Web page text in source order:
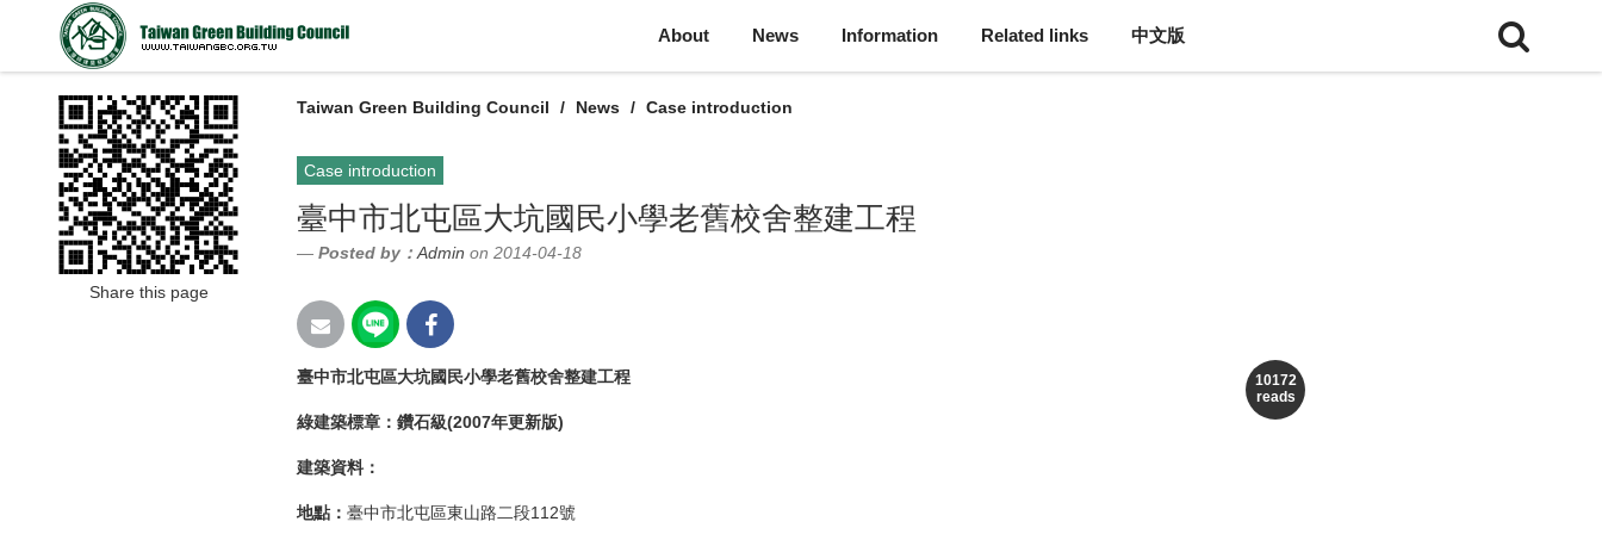
About News Information Related links 中文版
Taiwan Green Building Council News Case introduction
Case introduction
臺中市北屯區大坑國民小學老舊校舍整建工程
Posted by： Admin on 2014-04-18
10172
reads
臺中市北屯區大坑國民小學老舊校舍整建工程
綠建築標章：鑽石級(2007年更新版)
建築資料：
地點： 臺中市北屯區東山路二段112號
Share this page